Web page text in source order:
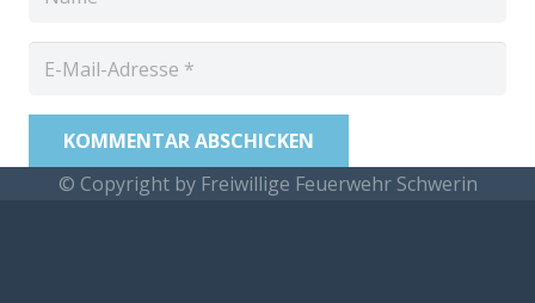
KOMMENTAR ABSCHICKEN
© Copyright by Freiwillige Feuerwehr Schwerin